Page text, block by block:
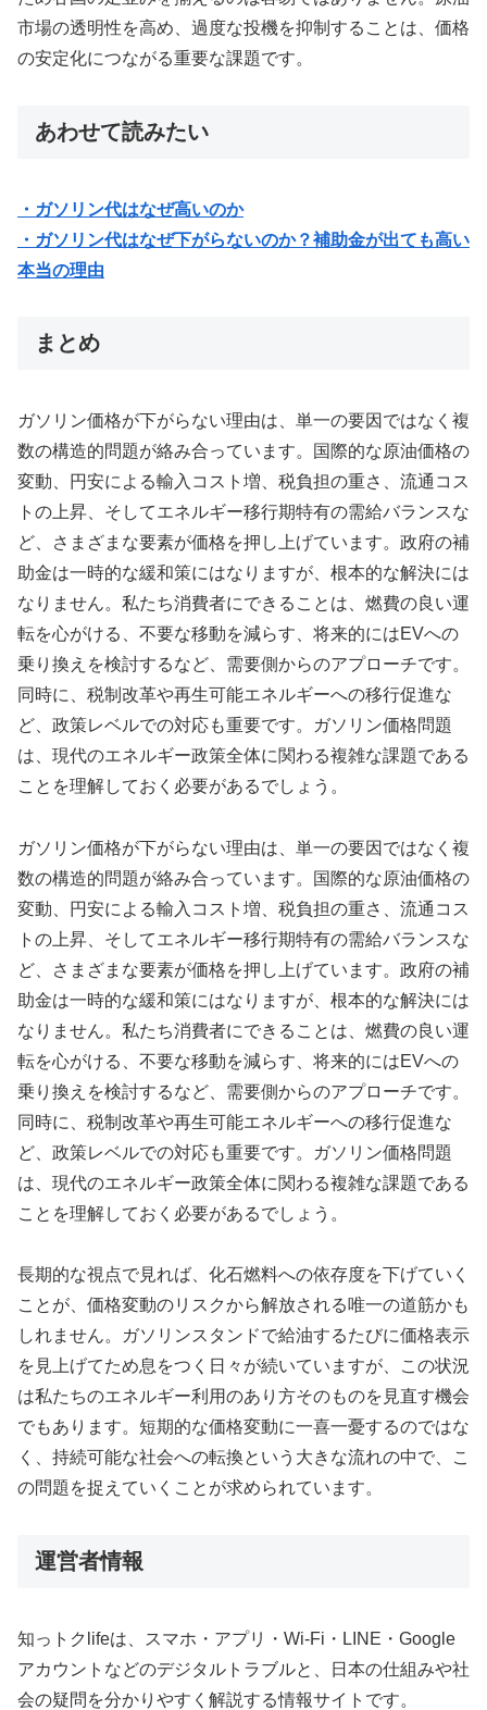
市場の透明性を高め、過度な投機を抑制することは、価格
の安定化につながる重要な課題です。
あわせて読みたい
・ガソリン代はなぜ高いのか
・ガソリン代はなぜ下がらないのか？補助金が出ても高い
本当の理由
まとめ
ガソリン価格が下がらない理由は、単一の要因ではなく複
数の構造的問題が絡み合っています。国際的な原油価格の
変動、円安による輸入コスト増、税負担の重さ、流通コス
トの上昇、そしてエネルギー移行期特有の需給バランスな
ど、さまざまな要素が価格を押し上げています。政府の補
助金は一時的な緩和策にはなりますが、根本的な解決には
なりません。私たち消費者にできることは、燃費の良い運
転を心がける、不要な移動を減らす、将来的にはEVへの
乗り換えを検討するなど、需要側からのアプローチです。
同時に、税制改革や再生可能エネルギーへの移行促進な
ど、政策レベルでの対応も重要です。ガソリン価格問題
は、現代のエネルギー政策全体に関わる複雑な課題である
ことを理解しておく必要があるでしょう。
ガソリン価格が下がらない理由は、単一の要因ではなく複
数の構造的問題が絡み合っています。国際的な原油価格の
変動、円安による輸入コスト増、税負担の重さ、流通コス
トの上昇、そしてエネルギー移行期特有の需給バランスな
ど、さまざまな要素が価格を押し上げています。政府の補
助金は一時的な緩和策にはなりますが、根本的な解決には
なりません。私たち消費者にできることは、燃費の良い運
転を心がける、不要な移動を減らす、将来的にはEVへの
乗り換えを検討するなど、需要側からのアプローチです。
同時に、税制改革や再生可能エネルギーへの移行促進な
ど、政策レベルでの対応も重要です。ガソリン価格問題
は、現代のエネルギー政策全体に関わる複雑な課題である
ことを理解しておく必要があるでしょう。
長期的な視点で見れば、化石燃料への依存度を下げていく
ことが、価格変動のリスクから解放される唯一の道筋かも
しれません。ガソリンスタンドで給油するたびに価格表示
を見上げてため息をつく日々が続いていますが、この状況
は私たちのエネルギー利用のあり方そのものを見直す機会
でもあります。短期的な価格変動に一喜一憂するのではな
く、持続可能な社会への転換という大きな流れの中で、こ
の問題を捉えていくことが求められています。
運営者情報
知っトクlifeは、スマホ・アプリ・Wi-Fi・LINE・Google
アカウントなどのデジタルトラブルと、日本の仕組みや社
会の疑問を分かりやすく解説する情報サイトです。